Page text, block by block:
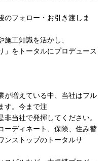
のフォロー・お引き渡しま
工知識を活かし、
」をトータルにプロデュース
が増えている中、当社はフル
す。今まで注
当社で発揮してください。
ーディネート、保険、住み替
ンストップのトータルサ